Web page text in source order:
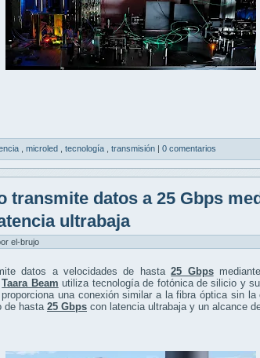
microled tecnología transmisión | 0 comentarios
transmite datos a 25 Gbps
ultrabaja
el-brujo
datos a velocidades de hasta25 Gbps
Taara Beam utiliza tecnología de fotónica de silicio y
proporciona una conexión similar a la fibra óptica sin
de hasta 25 Gbps con latencia ultrabaja y un alcance